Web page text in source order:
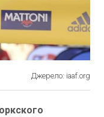
Джерело: iaaf.org